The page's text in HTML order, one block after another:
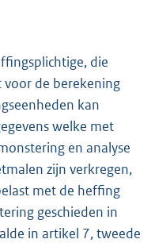
die
de berekening
kan
welke met
en analyse
zijn verkregen,
met de heffing
geschieden in
in artikel 7, tweede